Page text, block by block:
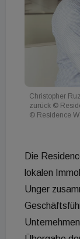
Christopher
zurück ©
© Residence
Die
lokalen
Unger